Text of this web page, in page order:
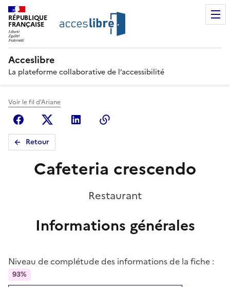
RÉPUBLIQUE
FRANÇAISE
Acceslibre
La plateforme collaborative de l’accessibilité
Voir le fil d'Ariane
FacebookX (anciennement Twitter)
Linkedin
Retour
Cafeteria crescendo
Restaurant
Informations générales
Niveau de complétude des informations de la fiche :
93%